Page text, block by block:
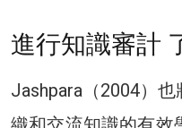
進行知識審計
Jashpara（2004）